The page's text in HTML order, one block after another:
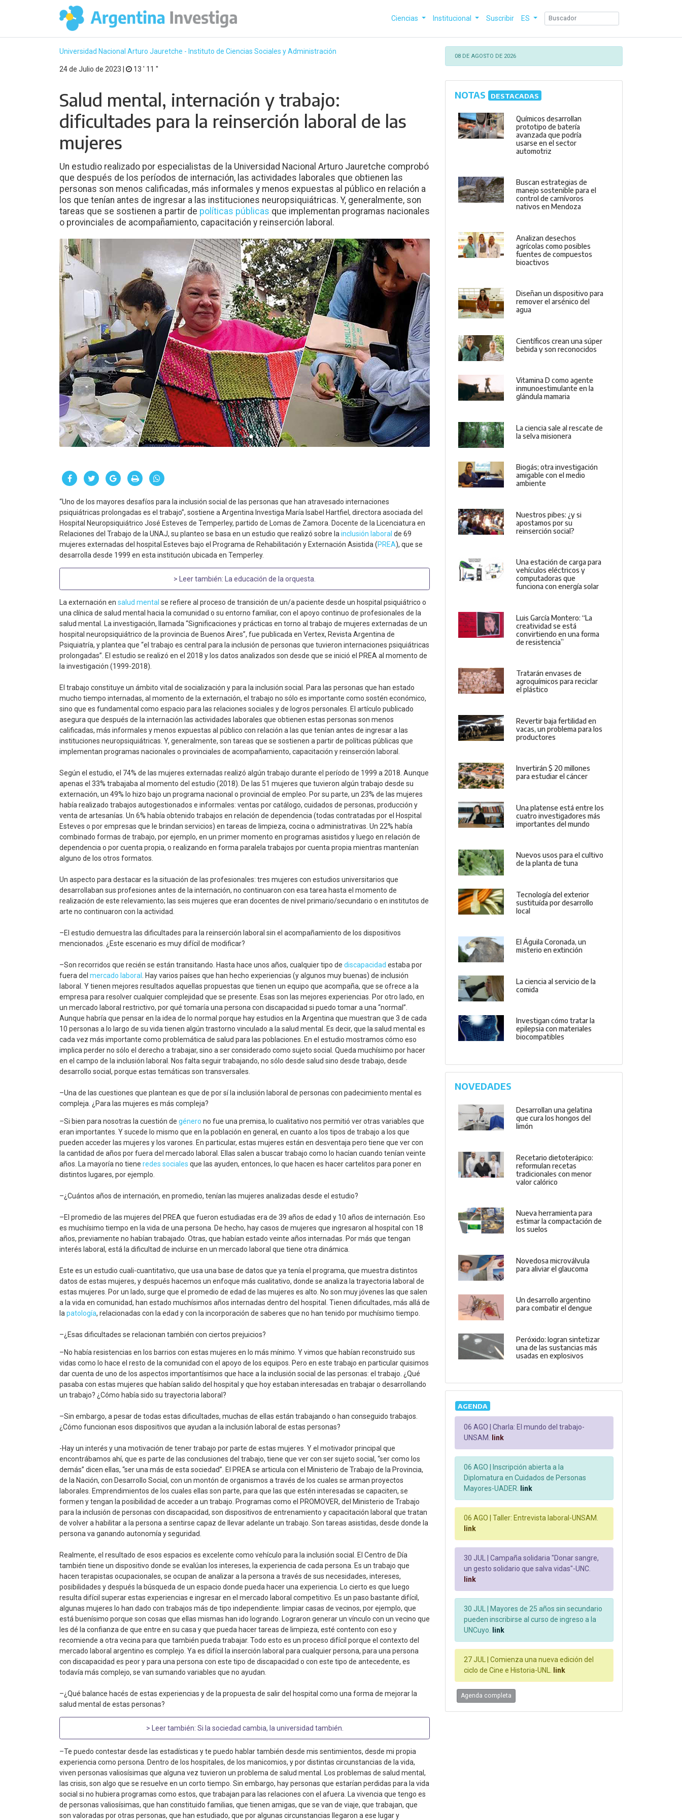
Ciencias Institucional Suscribir ES
Universidad Nacional Arturo Jauretche - Instituto de Ciencias Sociales y Administración
24 de Julio de 2023 | 13 ′ 11 ′′
Salud mental, internación y trabajo:
dificultades para la reinserción laboral de las
mujeres
Un estudio realizado por especialistas de la Universidad Nacional Arturo Jauretche comprobó
que después de los períodos de internación, las actividades laborales que obtienen las
personas son menos calificadas, más informales y menos expuestas al público en relación a
los que tenían antes de ingresar a las instituciones neuropsiquiátricas. Y, generalmente, son
tareas que se sostienen a partir de políticas públicas que implementan programas nacionales
o provinciales de acompañamiento, capacitación y reinserción laboral.
“Uno de los mayores desafíos para la inclusión social de las personas que han atravesado internaciones
psiquiátricas prolongadas es el trabajo”, sostiene a Argentina Investiga María Isabel Hartfiel, directora asociada del
Hospital Neuropsiquiátrico José Esteves de Temperley, partido de Lomas de Zamora. Docente de la Licenciatura en
Relaciones del Trabajo de la UNAJ, su planteo se basa en un estudio que realizó sobre lainclusión laboral de 69
mujeres externadas del hospital Esteves bajo el Programa de Rehabilitación y Externación Asistida (PREA), que se
desarrolla desde 1999 en esta institución ubicada en Temperley.
> Leer también: La educación de la orquesta
La externación en salud mental se refiere al proceso de transición de un/a paciente desde un hospital psiquiátrico o
una clínica de salud mental hacia la comunidad o su entorno familiar, con el apoyo continuo de profesionales de la
salud mental. La investigación, llamada “Significaciones y prácticas en torno al trabajo de mujeres externadas de un
hospital neuropsiquiátrico de la provincia de Buenos Aires”, fue publicada en Vertex, Revista Argentina de
Psiquiatría, y plantea que “el trabajo es central para la inclusión de personas que tuvieron internaciones psiquiátricas
prolongadas”. El estudio se realizó en el 2018 y los datos analizados son desde que se inició el PREA al momento de
la investigación (1999-2018).
El trabajo constituye un ámbito vital de socialización y para la inclusión social. Para las personas que han estado
mucho tiempo internadas, al momento de la externación, el trabajo no sólo es importante como sostén económico,
sino que es fundamental como espacio para las relaciones sociales y de logros personales. El artículo publicado
asegura que después de la internación las actividades laborales que obtienen estas personas son menos
calificadas, más informales y menos expuestas al público con relación a las que tenían antes de ingresar a las
instituciones neuropsiquiátricas. Y, generalmente, son tareas que se sostienen a partir de políticas públicas que
implementan programas nacionales o provinciales de acompañamiento, capacitación y reinserción laboral.
Según el estudio, el 74% de las mujeres externadas realizó algún trabajo durante el período de 1999 a 2018. Aunque
apenas el 33% trabajaba al momento del estudio (2018). De las 51 mujeres que tuvieron algún trabajo desde su
externación, un 49% lo hizo bajo un programa nacional o provincial de empleo. Por su parte, un 23% de las mujeres
había realizado trabajos autogestionados e informales: ventas por catálogo, cuidados de personas, producción y
venta de artesanías. Un 6% había obtenido trabajos en relación de dependencia (todas contratadas por el Hospital
Esteves o por empresas que le brindan servicios) en tareas de limpieza, cocina o administrativas. Un 22% había
combinado formas de trabajo, por ejemplo, en un primer momento en programas asistidos y luego en relación de
dependencia o por cuenta propia, o realizando en forma paralela trabajos por cuenta propia mientras mantenían
alguno de los otros formatos.
Un aspecto para destacar es la situación de las profesionales: tres mujeres con estudios universitarios que
desarrollaban sus profesiones antes de la internación, no continuaron con esa tarea hasta el momento de
realización de este relevamiento; las seis mujeres que eran docentes de nivel primario/secundario o en institutos de
arte no continuaron con la actividad.
–El estudio demuestra las dificultades para la reinserción laboral sin el acompañamiento de los dispositivos
mencionados. ¿Este escenario es muy difícil de modificar?
–Son recorridos que recién se están transitando. Hasta hace unos años, cualquier tipo de discapacidad estaba por
fuera del mercado laboral . Hay varios países que han hecho experiencias (y algunos muy buenas) de inclusión
laboral. Y tienen mejores resultados aquellas propuestas que tienen un equipo que acompaña, que se ofrece a la
empresa para resolver cualquier complejidad que se presente. Esas son las mejores experiencias. Por otro lado, en
un mercado laboral restrictivo, por qué tomaría una persona con discapacidad si puedo tomar a una “normal”.
Aunque habría que pensar en la idea de lo normal porque hay estudios en la Argentina que muestran que 3 de cada
10 personas a lo largo de su vida tienen algún trastorno vinculado a la salud mental. Es decir, que la salud mental es
cada vez más importante como problemática de salud para las poblaciones. En el estudio mostramos cómo eso
implica perder no sólo el derecho a trabajar, sino a ser considerado como sujeto social. Queda muchísimo por hacer
en el campo de la inclusión laboral. Nos falta seguir trabajando, no sólo desde salud sino desde trabajo, desde
desarrollo social, porque estas temáticas son transversales.
–Una de las cuestiones que plantean es que de por sí la inclusión laboral de personas con padecimiento mental es
compleja. ¿Para las mujeres es más compleja?
–Si bien para nosotras la cuestión de género no fue una premisa, lo cualitativo nos permitió ver otras variables que
eran importantes. Y sucede lo mismo que en la población en general, en cuanto a los tipos de trabajo a los que
pueden acceder las mujeres y los varones. En particular, estas mujeres están en desventaja pero tiene que ver con
la cantidad de años por fuera del mercado laboral. Ellas salen a buscar trabajo como lo hacían cuando tenían veinte
años. La mayoría no tiene redes sociales que las ayuden, entonces, lo que hacen es hacer cartelitos para poner en
distintos lugares, por ejemplo.
–¿Cuántos años de internación, en promedio, tenían las mujeres analizadas desde el estudio?
–El promedio de las mujeres del PREA que fueron estudiadas era de 39 años de edad y 10 años de internación. Eso
es muchísimo tiempo en la vida de una persona. De hecho, hay casos de mujeres que ingresaron al hospital con 18
años, previamente no habían trabajado. Otras, que habían estado veinte años internadas. Por más que tengan
interés laboral, está la dificultad de incluirse en un mercado laboral que tiene otra dinámica.
Este es un estudio cuali-cuantitativo, que usa una base de datos que ya tenía el programa, que muestra distintos
datos de estas mujeres, y después hacemos un enfoque más cualitativo, donde se analiza la trayectoria laboral de
estas mujeres. Por un lado, surge que el promedio de edad de las mujeres es alto. No son muy jóvenes las que salen
a la vida en comunidad, han estado muchísimos años internadas dentro del hospital. Tienen dificultades, más allá de
lapatología, relacionadas con la edad y con la incorporación de saberes que no han tenido por muchísimo tiempo.
–¿Esas dificultades se relacionan también con ciertos prejuicios?
–No había resistencias en los barrios con estas mujeres en lo más mínimo. Y vimos que habían reconstruido sus
vidas como lo hace el resto de la comunidad con el apoyo de los equipos. Pero en este trabajo en particular quisimos
dar cuenta de uno de los aspectos importantísimos que hace a la inclusión social de las personas: el trabajo. ¿Qué
pasaba con estas mujeres que habían salido del hospital y que hoy estaban interesadas en trabajar o desarrollando
un trabajo? ¿Cómo había sido su trayectoria laboral?
–Sin embargo, a pesar de todas estas dificultades, muchas de ellas están trabajando o han conseguido trabajos.
¿Cómo funcionan esos dispositivos que ayudan a la inclusión laboral de estas personas?
-Hay un interés y una motivación de tener trabajo por parte de estas mujeres. Y el motivador principal que
encontrábamos ahí, que es parte de las conclusiones del trabajo, tiene que ver con ser sujeto social, “ser como los
demás” dicen ellas, “ser una más de esta sociedad”. El PREA se articula con el Ministerio de Trabajo de la Provincia,
de la Nación, con Desarrollo Social, con un montón de organismos a través de los cuales se arman proyectos
laborales. Emprendimientos de los cuales ellas son parte, para que las que estén interesadas se capaciten, se
formen y tengan la posibilidad de acceder a un trabajo. Programas como el PROMOVER, del Ministerio de Trabajo
para la inclusión de personas con discapacidad, son dispositivos de entrenamiento y capacitación laboral que tratan
de volver a habilitar a la persona a sentirse capaz de llevar adelante un trabajo. Son tareas asistidas, desde donde la
persona va ganando autonomía y seguridad.
Realmente, el resultado de esos espacios es excelente como vehículo para la inclusión social. El Centro de Día
también tiene un dispositivo donde se evalúan los intereses, la experiencia de cada persona. Es un trabajo que
hacen terapistas ocupacionales, se ocupan de analizar a la persona a través de sus necesidades, intereses,
posibilidades y después la búsqueda de un espacio donde pueda hacer una experiencia. Lo cierto es que luego
resulta difícil superar estas experiencias e ingresar en el mercado laboral competitivo. Es un paso bastante difícil,
algunas mujeres lo han dado con trabajos más de tipo independiente: limpiar casas de vecinos, por ejemplo, que
está buenísimo porque son cosas que ellas mismas han ido logrando. Lograron generar un vínculo con un vecino que
les dé la confianza de que entre en su casa y que pueda hacer tareas de limpieza, esté contento con eso y
recomiende a otra vecina para que también pueda trabajar. Todo esto es un proceso difícil porque el contexto del
mercado laboral argentino es complejo. Ya es difícil la inserción laboral para cualquier persona, para una persona
con discapacidad es peor y para una persona con este tipo de discapacidad o con este tipo de antecedente, es
todavía más complejo, se van sumando variables que no ayudan.
–¿Qué balance hacés de estas experiencias y de la propuesta de salir del hospital como una forma de mejorar la
salud mental de estas personas?
> Leer también: Si la sociedad cambia, la universidad también
–Te puedo contestar desde las estadísticas y te puedo hablar también desde mis sentimientos, desde mi propia
experiencia como persona. Dentro de los hospitales, de los manicomios, y por distintas circunstancias de la vida,
viven personas valiosísimas que alguna vez tuvieron un problema de salud mental. Los problemas de salud mental,
las crisis, son algo que se resuelve en un corto tiempo. Sin embargo, hay personas que estarían perdidas para la vida
social si no hubiera programas como estos, que trabajan para las relaciones con el afuera. La vivencia que tengo es
de personas valiosísimas, que han constituido familias, que tienen amigas, que se van de viaje, que trabajan, que
son valoradas por otras personas, que han estudiado, que por algunas circunstancias llegaron a ese lugar y
08 DE AGOSTO DE 2026
NOTAS DESTACADAS
Químicos desarrollan
prototipo de batería
avanzada que podría
usarse en el sector
automotriz
Buscan estrategias de
manejo sostenible para el
control de carnívoros
nativos en Mendoza
Analizan desechos
agrícolas como posibles
fuentes de compuestos
bioactivos
Diseñan un dispositivo para
remover el arsénico del
agua
Científicos crean una súper
bebida y son reconocidos
Vitamina D como agente
inmunoestimulante en la
glándula mamaria
La ciencia sale al rescate de
la selva misionera
Biogás; otra investigación
amigable con el medio
ambiente
Nuestros pibes: ¿y si
apostamos por su
reinserción social?
Una estación de carga para
vehículos eléctricos y
computadoras que
funciona con energía solar
Luis García Montero: “La
creatividad se está
convirtiendo en una forma
de resistencia”
Tratarán envases de
agroquímicos para reciclar
el plástico
Revertir baja fertilidad en
vacas, un problema para los
productores
Invertirán $ 20 millones
para estudiar el cáncer
Una platense está entre los
cuatro investigadores más
importantes del mundo
Nuevos usos para el cultivo
de la planta de tuna
Tecnología del exterior
sustituída por desarrollo
local
El Águila Coronada, un
misterio en extinción
La ciencia al servicio de la
comida
Investigan cómo tratar la
epilepsia con materiales
biocompatibles
NOVEDADES
Desarrollan una gelatina
que cura los hongos del
limón
Recetario dietoterápico:
reformulan recetas
tradicionales con menor
valor calórico
Nueva herramienta para
estimar la compactación de
los suelos
Novedosa microválvula
para aliviar el glaucoma
Un desarrollo argentino
para combatir el dengue
Peróxido: logran sintetizar
una de las sustancias más
usadas en explosivos
AGENDA
06 AGO |
Charla: El mundo del trabajo-
UNSAM.
link
06 AGO |
Inscripción abierta a la
Diplomatura en Cuidados de Personas
Mayores-UADER.
link
06 AGO |
Taller: Entrevista laboral-UNSAM.
link
30 JUL |
Campaña solidaria "Donar sangre,
un gesto solidario que salva vidas"-UNC.
link
30 JUL |
Mayores de 25 años sin secundario
pueden inscribirse al curso de ingreso a la
UNCuyo.
link
27 JUL |
Comienza una nueva edición del
ciclo de Cine e Historia-UNL.
link
Agenda completa